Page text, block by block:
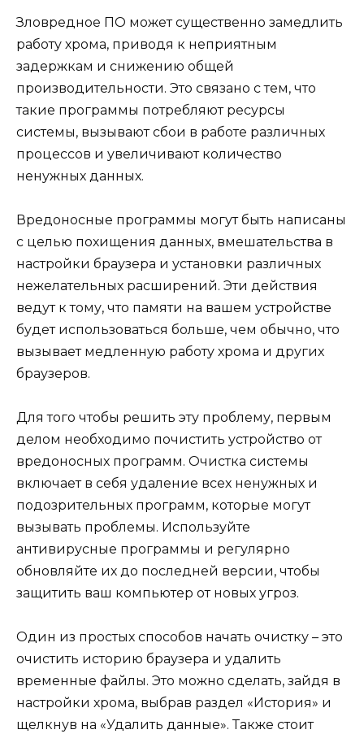
Зловредное ПО может существенно замедлить
работу хрома, приводя к неприятным
задержкам и снижению общей
производительности. Это связано с тем, что
такие программы потребляют ресурсы
системы, вызывают сбои в работе различных
процессов и увеличивают количество
ненужных данных.
Вредоносные программы могут быть написаны
с целью похищения данных, вмешательства в
настройки браузера и установки различных
нежелательных расширений. Эти действия
ведут к тому, что памяти на вашем устройстве
будет использоваться больше, чем обычно, что
вызывает медленную работу хрома и других
браузеров.
Для того чтобы решить эту проблему, первым
делом необходимо почистить устройство от
вредоносных программ. Очистка системы
включает в себя удаление всех ненужных и
подозрительных программ, которые могут
вызывать проблемы. Используйте
антивирусные программы и регулярно
обновляйте их до последней версии, чтобы
защитить ваш компьютер от новых угроз.
Один из простых способов начать очистку – это
очистить историю браузера и удалить
временные файлы. Это можно сделать, зайдя в
настройки хрома, выбрав раздел «История» и
щелкнув на «Удалить данные». Также стоит